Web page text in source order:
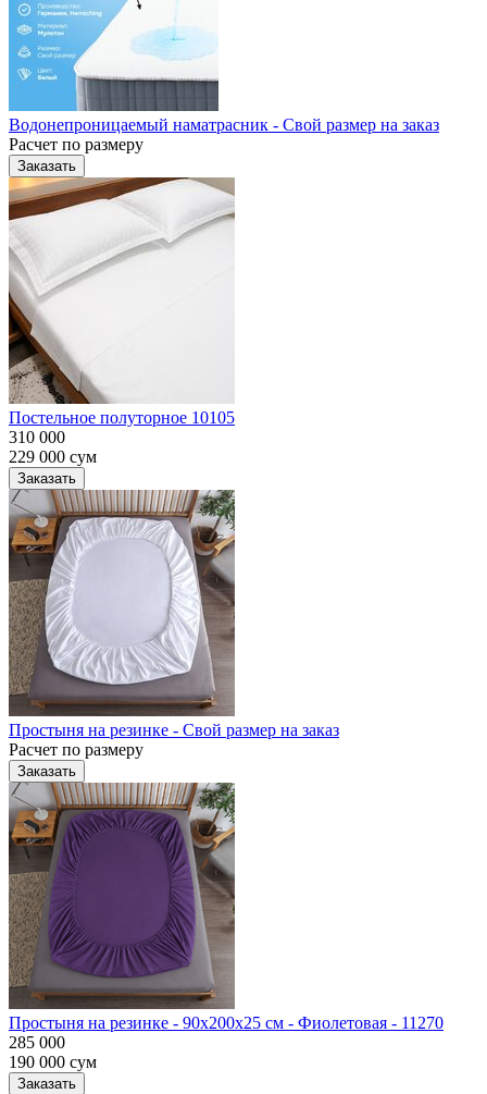
Водонепроницаемый наматрасник - Свой размер на заказ
Расчет по размеру
Заказать
Постельное полуторное 10105
310 000
229 000 сум
Заказать
Простыня на резинке - Свой размер на заказ
Расчет по размеру
Заказать
Простыня на резинке - 90x200x25 cм - Фиолетовая - 11270
285 000
190 000 сум
Заказать